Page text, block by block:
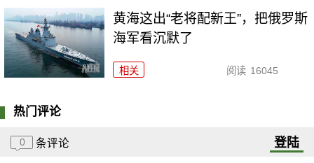
黄海这出“老将配新王”，把俄罗斯
海军看沉默了
相关 阅读 16045
热门评论
0 条评论 登陆